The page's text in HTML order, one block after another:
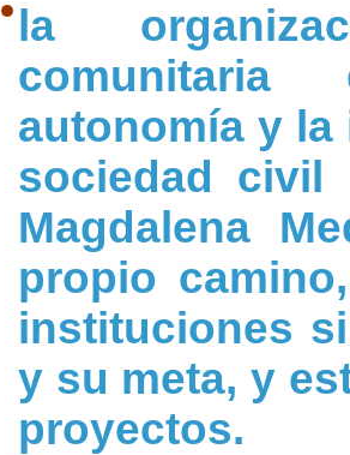
la
autonomía y la
sociedad civil
Magdalena
propio
instituciones
y su meta, y
proyectos.